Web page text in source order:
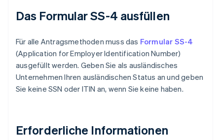
Das Formular SS-4 ausfüllen
Für alle Antragsmethoden muss das Formular SS-4
(Application for Employer Identification Number)
ausgefüllt werden. Geben Sie als ausländisches
Unternehmen Ihren ausländischen Status an und geben
Sie keine SSN oder ITIN an, wenn Sie keine haben.
Erforderliche Informationen